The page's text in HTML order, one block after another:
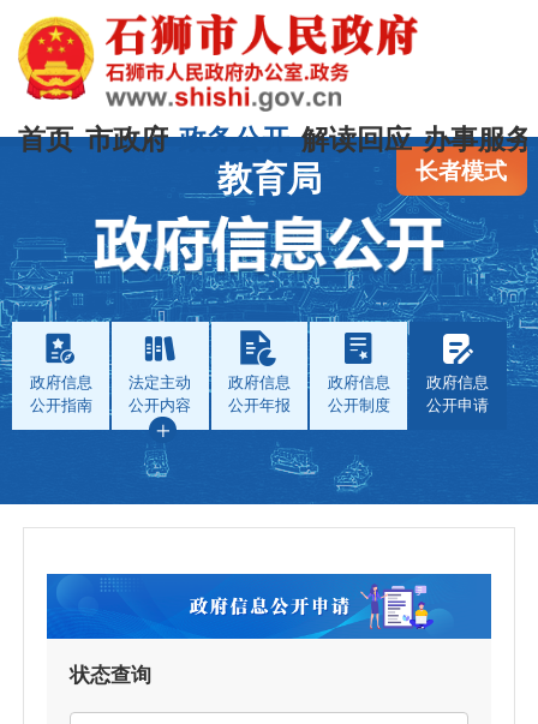
首页 市政府 政务公开 解读回应 办事服务
长者模式
教育局
政府信息
公开指南
法定主动
公开内容
政府信息
公开年报
政府信息
公开制度
政府信息
公开申请
状态查询